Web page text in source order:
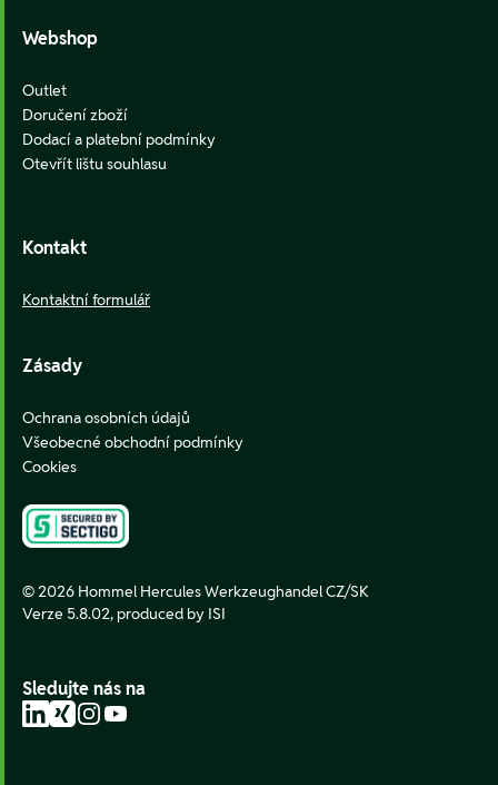
Webshop
Outlet
Doručení zboží
Dodací a platební podmínky
Otevřít lištu souhlasu
Kontakt
Kontaktní formulář
Zásady
Ochrana osobních údajů
Všeobecné obchodní podmínky
Cookies
© 2026 Hommel Hercules Werkzeughandel CZ/SK
Verze 5.8.02, produced by ISI
Sledujte nás na
LinkedIn
XingInstagram
YouTube